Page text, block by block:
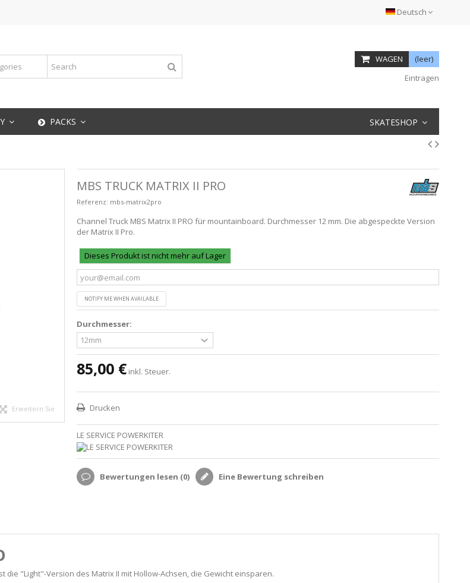
Deutsch
WAGEN
(leer)
Eintragen
PACKS SKATESHOP
Erweitern Sie
MBS TRUCK MATRIX II PRO
Referenz: mbs-matrix2pro
Channel Truck MBS Matrix II PRO für mountainboard. Durchmesser 12 mm. Die abgespeckte Version
der Matrix II Pro.
Dieses Produkt ist nicht mehr auf Lager
NOTIFY ME WHEN AVAILABLE
Durchmesser:
85,00 € inkl. Steuer.
Drucken
LE SERVICE POWERKITER
Bewertungen lesen (0) Eine Bewertung schreiben
"Light"-Version des Matrix II mit Hollow-Achsen, die Gewicht einsparen.